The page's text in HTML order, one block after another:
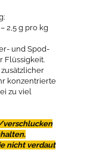
2,5 g pro kg
und Spod-
Flüssigkeit.
konzentrierte
zu viel
verschlucken
nicht verdaut